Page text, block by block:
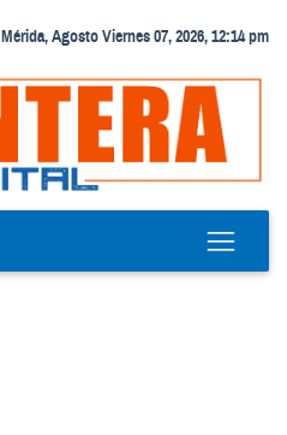
Mérida, Agosto Viernes 07, 2026, 12:14 pm